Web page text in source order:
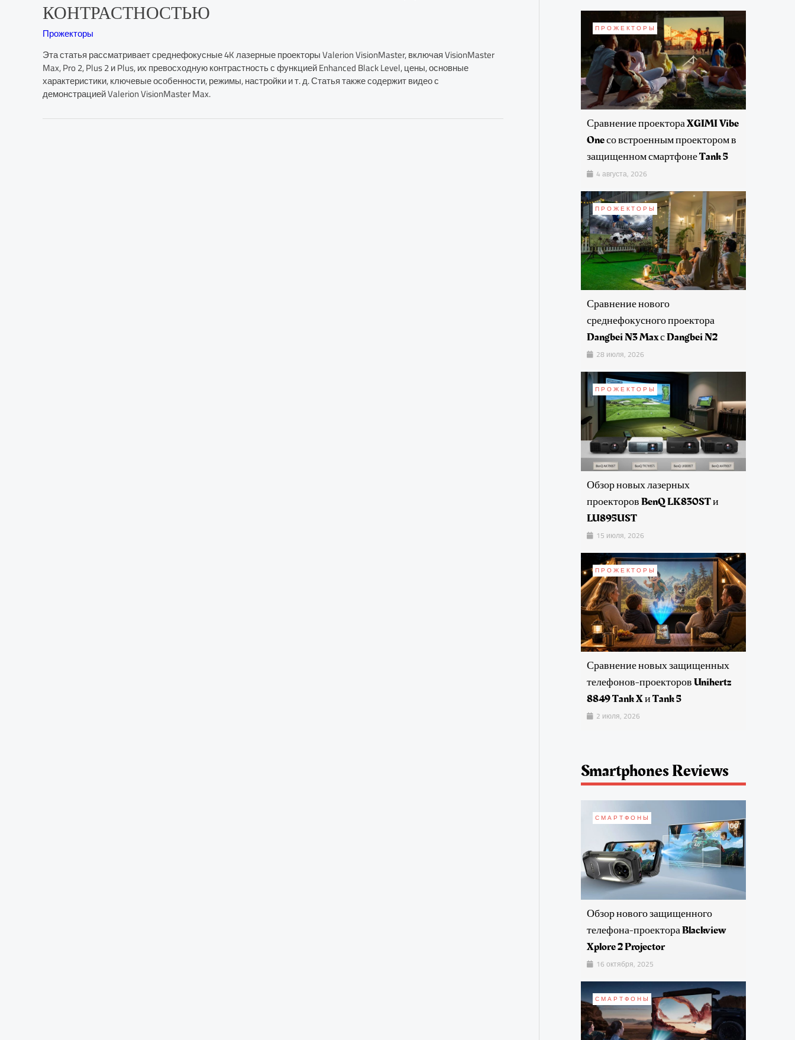
КОНТРАСТНОСТЬЮ
Прожекторы
Эта статья рассматривает среднефокусные 4K лазерные проекторы Valerion VisionMaster, включая VisionMaster
Max, Pro 2, Plus 2 и Plus, их превосходную контрастность с функцией Enhanced Black Level, цены, основные
характеристики, ключевые особенности, режимы, настройки и т. д. Статья также содержит видео с
демонстрацией Valerion VisionMaster Max.
ПРОЖЕКТОРЫ
Сравнение проектора XGIMI Vibe
One со встроенным проектором в
защищенном смартфоне Tank 5
4 августа, 2026
ПРОЖЕКТОРЫ
Сравнение нового
среднефокусного проектора
Dangbei N3 Max с Dangbei N2
28 июля, 2026
ПРОЖЕКТОРЫ
Обзор новых лазерных
проекторов BenQ LK830ST и
LU895UST
15 июля, 2026
ПРОЖЕКТОРЫ
Сравнение новых защищенных
телефонов-проекторов Unihertz
8849 Tank X и Tank 5
2 июля, 2026
Smartphones Reviews
СМАРТФОНЫ
Обзор нового защищенного
телефона-проектора Blackview
Xplore 2 Projector
16 октября, 2025
СМАРТФОНЫ